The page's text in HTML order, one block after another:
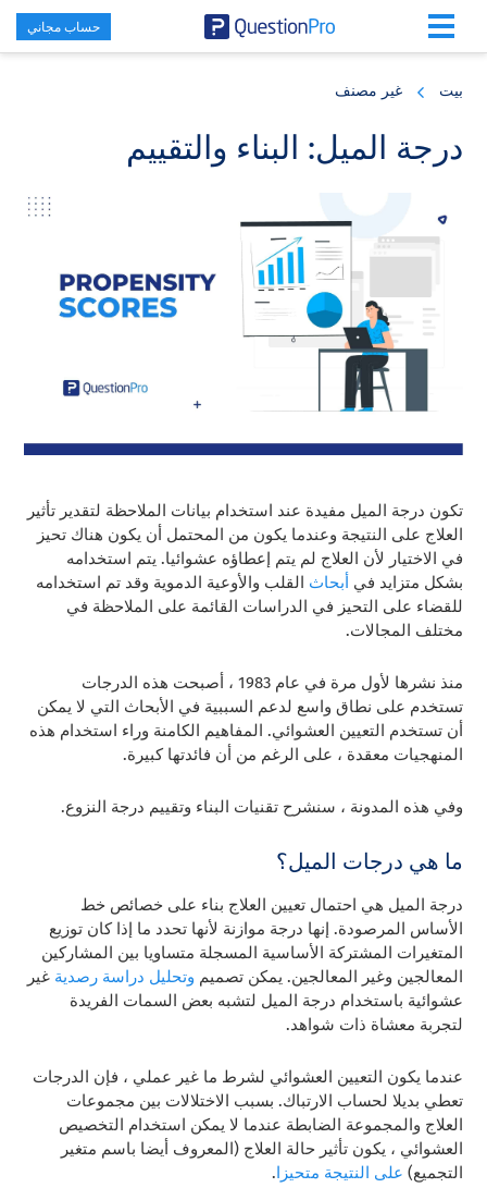
حساب مجاني
بيت غير مصنف
درجة الميل: البناء والتقييم
تكون درجة الميل مفيدة عند استخدام بيانات الملاحظة لتقدير تأثير
العلاج على النتيجة وعندما يكون من المحتمل أن يكون هناك تحيز
في الاختيار لأن العلاج لم يتم إعطاؤه عشوائيا. يتم استخدامه
بشكل متزايد في أبحاث القلب والأوعية الدموية وقد تم استخدامه
للقضاء على التحيز في الدراسات القائمة على الملاحظة في
مختلف المجالات.
منذ نشرها لأول مرة في عام 1983 ، أصبحت هذه الدرجات
تستخدم على نطاق واسع لدعم السببية في الأبحاث التي لا يمكن
أن تستخدم التعيين العشوائي. المفاهيم الكامنة وراء استخدام هذه
المنهجيات معقدة ، على الرغم من أن فائدتها كبيرة.
وفي هذه المدونة ، سنشرح تقنيات البناء وتقييم درجة النزوع.
ما هي درجات الميل؟
درجة الميل هي احتمال تعيين العلاج بناء على خصائص خط
الأساس المرصودة. إنها درجة موازنة لأنها تحدد ما إذا كان توزيع
المتغيرات المشتركة الأساسية المسجلة متساويا بين المشاركين
المعالجين وغير المعالجين. يمكن تصميم وتحليل دراسة رصدية غير
عشوائية باستخدام درجة الميل لتشبه بعض السمات الفريدة
لتجربة معشاة ذات شواهد.
عندما يكون التعيين العشوائي لشرط ما غير عملي ، فإن الدرجات
تعطي بديلا لحساب الارتباك. بسبب الاختلالات بين مجموعات
العلاج والمجموعة الضابطة عندما لا يمكن استخدام التخصيص
العشوائي ، يكون تأثير حالة العلاج (المعروف أيضا باسم متغير
التجميع) على النتيجة متحيزا.